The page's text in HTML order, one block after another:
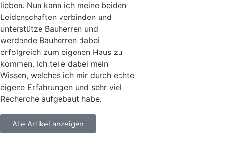
lieben. Nun kann ich meine beiden
Leidenschaften verbinden und
unterstütze Bauherren und
werdende Bauherren dabei
erfolgreich zum eigenen Haus zu
kommen. Ich teile dabei mein
Wissen, welches ich mir durch echte
eigene Erfahrungen und sehr viel
Recherche aufgebaut habe.
Alle Artikel anzeigen